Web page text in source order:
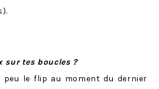
sur tes boucles ?
peu le flip au moment du dernier